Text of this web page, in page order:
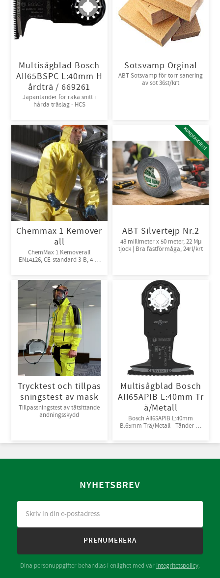
Multisågblad Bosch
AII65BSPC L:40mm H
årdträ / 669261
Japantänder för raka snitt i
hårda träslag - HCS
Sotsvamp Orginal
ABT Sotsvamp för torr sanering
av sot 36st/krt
Chemmax 1 Kemover
all
ChemMax 1 Kemoverall
EN14126, CE-standard 3-B, 4-B,
giftiga kemikalier. 10st/kart
ABT Silvertejp Nr.2
48 millimeter x 50 meter, 22 Mμ
tjock | Bra fästförmåga, 24rl/krt
KUNDFAVORIT!
Trycktest och tillpas
sningstest av mask
Tillpassningstest av tätsittande
andningsskydd
Multisågblad Bosch
AII65APIB L:40mm Tr
ä/Metall
Bosch AII65APIB L:40mm
B:65mm Trä/Metall - Tänder av
NYHETSBREV
PRENUMERERA
Dina personuppgifter behandlas i enlighet med vår integritetspolicy.